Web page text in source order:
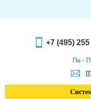
ОТДЕЛОЧНЫЕ
ЭЛЕКТРИКА И
+7 (495) 255
Пн -